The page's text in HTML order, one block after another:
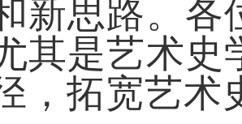
新思路。各
其是艺术史
，拓宽艺术